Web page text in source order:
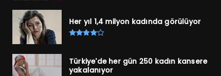
Her yıl 1,4 milyon kadında görülüyor
Türkiye'de her gün 250 kadın kansere
yakalanıyor